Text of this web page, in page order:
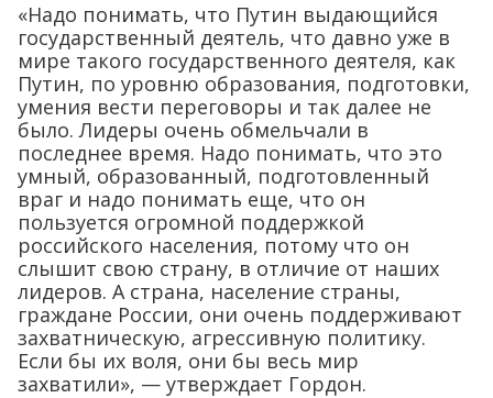
«Надо понимать, что Путин выдающийся
государственный деятель, что давно уже в
мире такого государственного деятеля, как
Путин, по уровню образования, подготовки,
умения вести переговоры и так далее не
было. Лидеры очень обмельчали в
последнее время. Надо понимать, что это
умный, образованный, подготовленный
враг и надо понимать еще, что он
пользуется огромной поддержкой
российского населения, потому что он
слышит свою страну, в отличие от наших
лидеров. А страна, население страны,
граждане России, они очень поддерживают
захватническую, агрессивную политику.
Если бы их воля, они бы весь мир
захватили», — утверждает Гордон.